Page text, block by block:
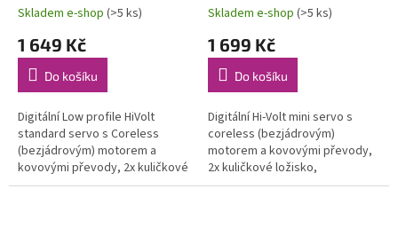
0,075s/60°)
Skladem e-shop (>5 ks)
1 649 Kč
Do košíku
Digitální Low profile HiVolt
standard servo s Coreless
(bezjádrovým) motorem a
kovovými převody, 2x kuličkové
ložisko, 12,0/15.0kg při 6,0/7,4V
Skladem e-shop (>5 ks)
1 699 Kč
Do košíku
Digitální Hi-Volt mini servo s
coreless (bezjádrovým)
motorem a kovovými převody,
2x kuličkové ložisko,
5,0/8.0/10.0kg při 6,0/7,4/8,4V a